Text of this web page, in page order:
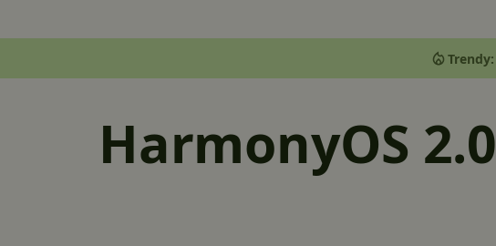
Trendy:
HarmonyOS 2.0